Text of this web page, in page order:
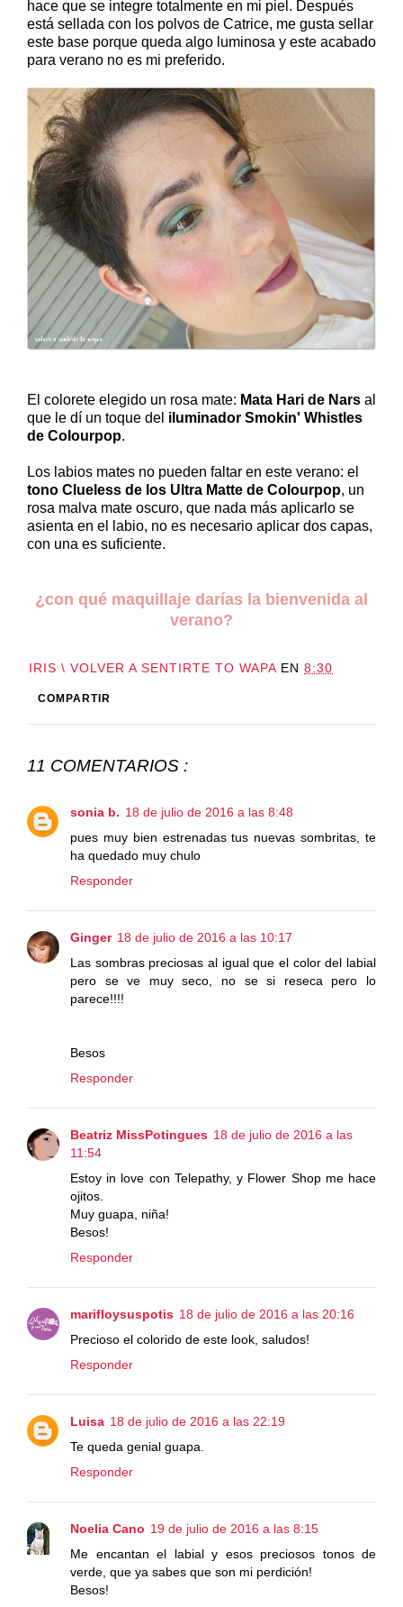
hace que se integre totalmente en mi piel. Después
está sellada con los polvos de Catrice, me gusta sellar
este base porque queda algo luminosa y este acabado
para verano no es mi preferido.
El colorete elegido un rosa mate: Mata Hari de Nars al
que le dí un toque del iluminador Smokin' Whistles
de Colourpop.
Los labios mates no pueden faltar en este verano: el
tono Clueless de los Ultra Matte de Colourpop, un
rosa malva mate oscuro, que nada más aplicarlo se
asienta en el labio, no es necesario aplicar dos capas,
con una es suficiente.
¿con qué maquillaje darías la bienvenida al
verano?
IRIS \ VOLVER A SENTIRTE TO WAPA EN 8:30
COMPARTIR
11 COMENTARIOS :
sonia b. 18 de julio de 2016 a las 8:48
pues muy bien estrenadas tus nuevas sombritas, te
ha quedado muy chulo
Responder
Ginger 18 de julio de 2016 a las 10:17
Las sombras preciosas al igual que el color del labial
pero se ve muy seco, no se si reseca pero lo
parece!!!!
Besos
Responder
Beatriz MissPotingues 18 de julio de 2016 a las
11:54
Estoy in love con Telepathy, y Flower Shop me hace
ojitos.
Muy guapa, niña!
Besos!
Responder
marifloysuspotis 18 de julio de 2016 a las 20:16
Precioso el colorido de este look, saludos!
Responder
Luisa 18 de julio de 2016 a las 22:19
Te queda genial guapa.
Responder
Noelia Cano 19 de julio de 2016 a las 8:15
Me encantan el labial y esos preciosos tonos de
verde, que ya sabes que son mi perdición!
Besos!